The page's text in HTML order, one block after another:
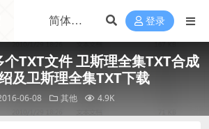
登录
TXT文件 卫斯理全集TXT合成
及卫斯理全集TXT下载
06-08 其他 4.9K